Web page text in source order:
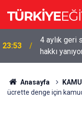
23:49
9 gün
eylül
Anasayfa
ücrette denge için